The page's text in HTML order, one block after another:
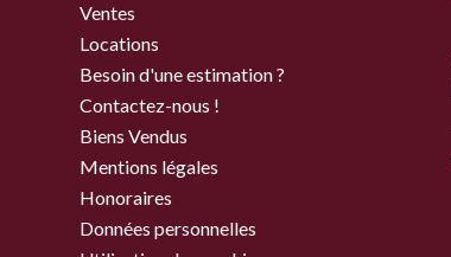
Ventes
Locations
Besoin d'une estimation ?
Contactez-nous !
Biens Vendus
Mentions légales
Honoraires
Données personnelles